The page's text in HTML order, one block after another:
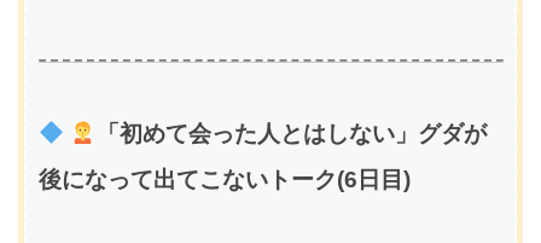
「初めて会った人とはしない」グダが
後になって出てこないトーク(6日目)